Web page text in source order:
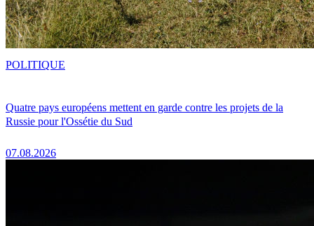
Quatre pays européens mettent en garde contre les projets de la
Russie pour l'Ossétie du Sud
07.08.2026
POLITIQUE